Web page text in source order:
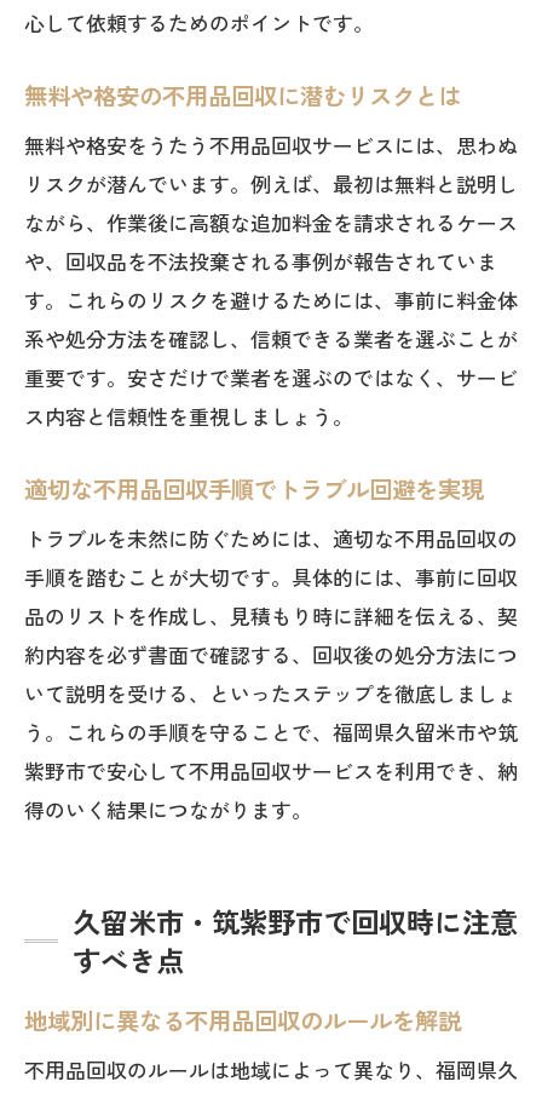
契約前に確認したい不用品回収の内容一
安心して不用品回収を依頼する方法とは
信頼できる不用品回収業者と契約する流
れ
不用品回収の事前相談で安心感を得るポ
イント
回収作業時に不用品回収トラブルを防ぐ
工夫
見積もり内容を丁寧に確認する重要性
口コミや評判で不用品回収業者を見極め
る方法
高額請求など不用品回収の代表的な被害
不用品回収でよくある事後トラブルの実
態
無料回収の落とし穴に注意したい理由
不用品回収時に発生しやすい契約トラブ
ル
心して依頼するためのポイントです。
無料や格安の不用品回収に潜むリスクとは
無料や格安をうたう不用品回収サービスには、思わぬ
リスクが潜んでいます。例えば、最初は無料と説明し
ながら、作業後に高額な追加料金を請求されるケース
や、回収品を不法投棄される事例が報告されていま
す。これらのリスクを避けるためには、事前に料金体
系や処分方法を確認し、信頼できる業者を選ぶことが
重要です。安さだけで業者を選ぶのではなく、サービ
ス内容と信頼性を重視しましょう。
適切な不用品回収手順でトラブル回避を実現
トラブルを未然に防ぐためには、適切な不用品回収の
手順を踏むことが大切です。具体的には、事前に回収
品のリストを作成し、見積もり時に詳細を伝える、契
約内容を必ず書面で確認する、回収後の処分方法につ
いて説明を受ける、といったステップを徹底しましょ
う。これらの手順を守ることで、福岡県久留米市や筑
紫野市で安心して不用品回収サービスを利用でき、納
得のいく結果につながります。
久留米市・筑紫野市で回収時に注意
すべき点
地域別に異なる不用品回収のルールを解説
不用品回収のルールは地域によって異なり、福岡県久